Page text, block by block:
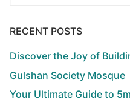
RECENT POSTS
Discover the Joy of
Gulshan Society Mosque
Your Ultimate Guide to